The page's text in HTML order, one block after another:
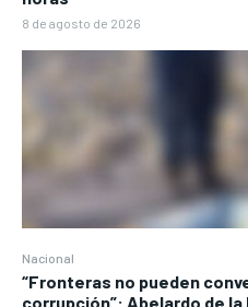
8 de agosto de 2026
Nacional
“Fronteras no pueden
corrupción”: Abelardo de la